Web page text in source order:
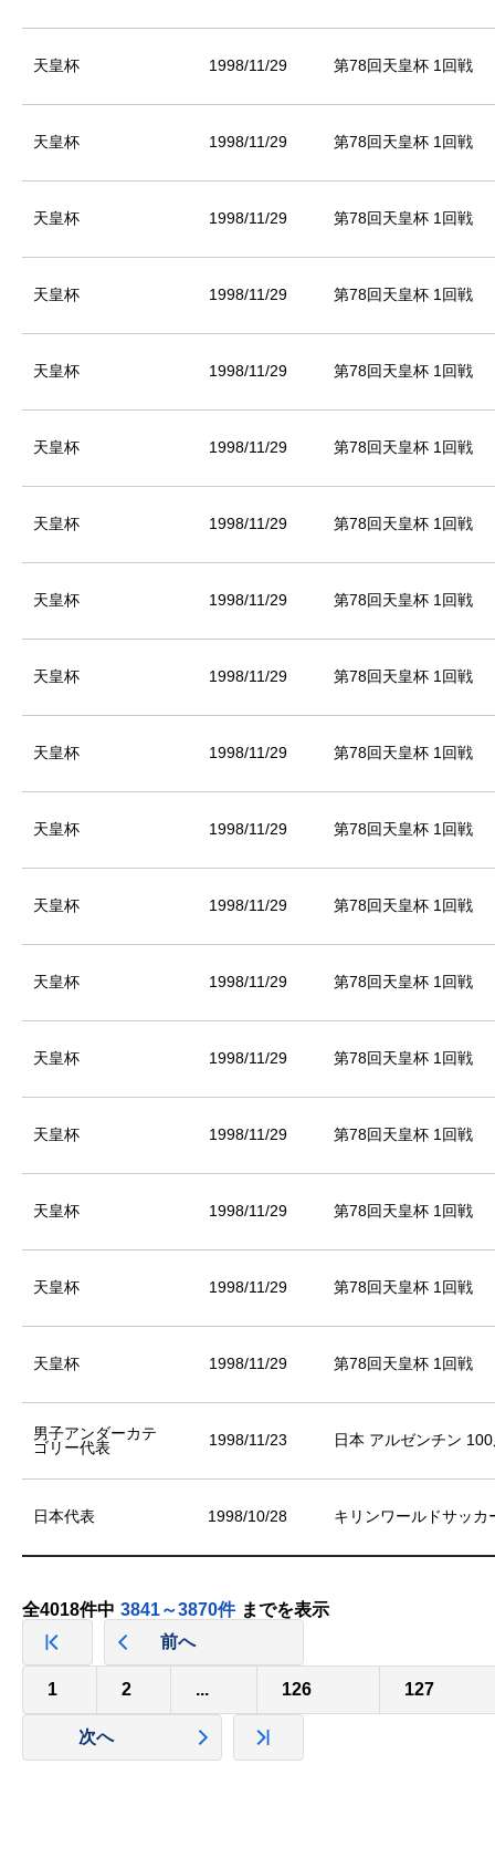
天皇杯 1998/11/29 第78回天皇杯 1回戦
天皇杯 1998/11/29 第78回天皇杯 1回戦
天皇杯 1998/11/29 第78回天皇杯 1回戦
天皇杯 1998/11/29 第78回天皇杯 1回戦
天皇杯 1998/11/29 第78回天皇杯 1回戦
天皇杯 1998/11/29 第78回天皇杯 1回戦
天皇杯 1998/11/29 第78回天皇杯 1回戦
天皇杯 1998/11/29 第78回天皇杯 1回戦
天皇杯 1998/11/29 第78回天皇杯 1回戦
天皇杯 1998/11/29 第78回天皇杯 1回戦
天皇杯 1998/11/29 第78回天皇杯 1回戦
天皇杯 1998/11/29 第78回天皇杯 1回戦
天皇杯 1998/11/29 第78回天皇杯 1回戦
天皇杯 1998/11/29 第78回天皇杯 1回戦
天皇杯 1998/11/29 第78回天皇杯 1回戦
天皇杯 1998/11/29 第78回天皇杯 1回戦
天皇杯 1998/11/29 第78回天皇杯 1回戦
天皇杯 1998/11/29 第78回天皇杯 1回戦
男子アンダーカテ
ゴリー代表
1998/11/23 日本 アルゼンチン
日本代表 1998/10/28 キリンワールドサッカ
全4018件中 3841～3870件 までを表示
前へ
1 2 ... 126 127
次へ